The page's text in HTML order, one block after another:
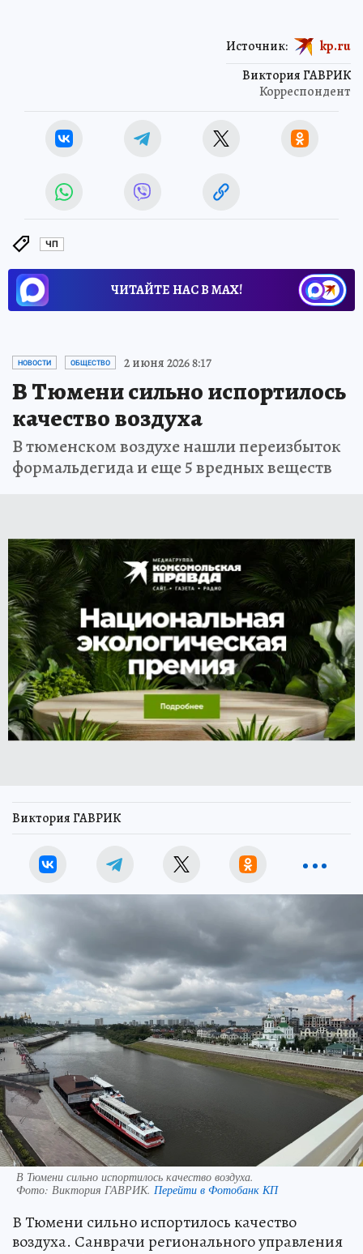
Виктория ГАВРИК
Корреспондент
Источник: kp.ru
ЧП
ЧИТАЙТЕ НАС В МАХ!
НОВОСТИ ОБЩЕСТВО 2 июня 2026 8:17
В Тюмени сильно испортилось
качество воздуха
В тюменском воздухе нашли переизбыток
формальдегида и еще 5 вредных веществ
Виктория ГАВРИК
В Тюмени сильно испортилось качество воздуха.
Фото: Виктория ГАВРИК. Перейти в Фотобанк КП
В Тюмени сильно испортилось качество
воздуха. Санврачи регионального управления